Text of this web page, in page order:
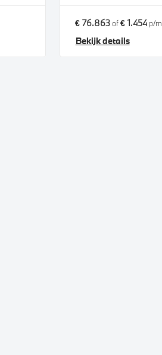
€ 76.863of€ 1.454p/m
Bekijk details